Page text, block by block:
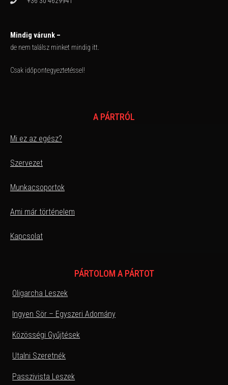
Mindig várunk –
de nem találsz minket mindig itt.
Csak időpontegyeztetéssel!
A PÁRTRÓL
Mi ez az egész?
Szervezet
Munkacsoportok
Ami már történelem
Kapcsolat
PÁRTOLOM A PÁRTOT
Oligarcha Leszek
Ingyen Sör – Egyszeri Adomány
Közösségi Gyűjtések
Utalni Szeretnék
Passzivista Leszek